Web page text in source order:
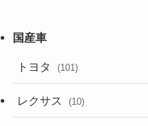
トヨタ (101)
レクサス (10)